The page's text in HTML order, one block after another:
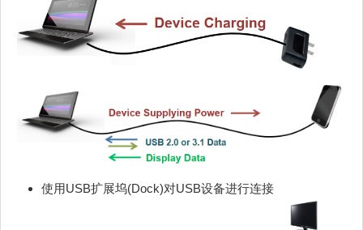
使用USB扩展坞(Dock)对USB设备进行连接